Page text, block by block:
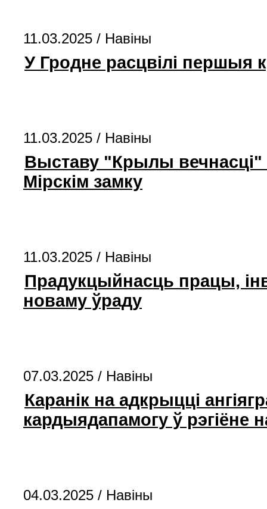
11.03.2025 / Навіны
У Гродне расцвілі першыя
11.03.2025 / Навіны
Выставу "Крылы вечнасці"
Мірскім замку
11.03.2025 / Навіны
Прадукцыйнасць працы,
новаму ўраду
07.03.2025 / Навіны
Каранік на адкрыцці
кардыядапамогу ў рэгіёне
04.03.2025 / Навіны